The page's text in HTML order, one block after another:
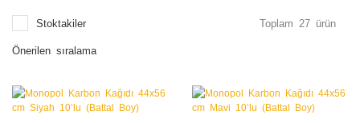
Stoktakiler Toplam 27 ürün